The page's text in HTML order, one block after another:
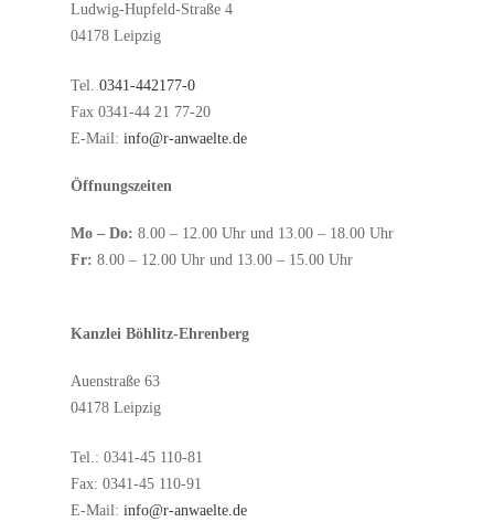
Ludwig-Hupfeld-Straße 4
04178 Leipzig
Tel. 0341-442177-0
Fax 0341-44 21 77-20
E-Mail: info@r-anwaelte.de
Öffnungszeiten
Mo – Do: 8.00 – 12.00 Uhr und 13.00 – 18.00 Uhr
Fr: 8.00 – 12.00 Uhr und 13.00 – 15.00 Uhr
Kanzlei Böhlitz-Ehrenberg
Auenstraße 63
04178 Leipzig
Tel.: 0341-45 110-81
Fax: 0341-45 110-91
E-Mail: info@r-anwaelte.de